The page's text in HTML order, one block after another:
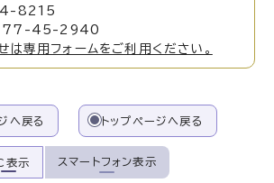
8215
0277-45-2940
は専用フォームをご利用ください。
へ戻る トップページへ戻る
表示 スマートフォン表示